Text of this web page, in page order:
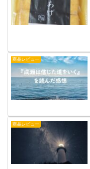
商品レビュー
商品レビュー